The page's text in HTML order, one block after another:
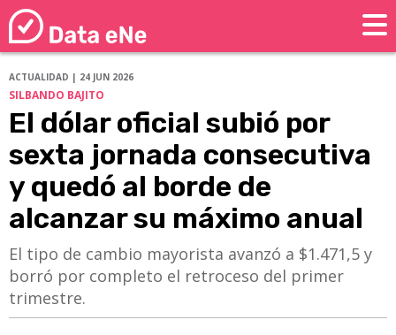
ACTUALIDAD | 24 JUN 2026
SILBANDO BAJITO
El dólar oficial subió por
sexta jornada consecutiva
y quedó al borde de
alcanzar su máximo anual
El tipo de cambio mayorista avanzó a $1.471,5 y
borró por completo el retroceso del primer
trimestre.